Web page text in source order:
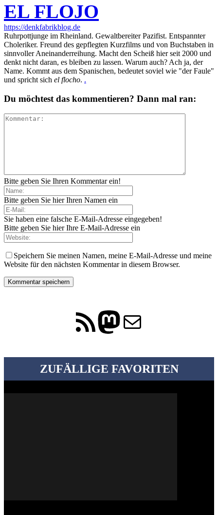
EL FLOJO
https://denkfabrikblog.de
Ruhrpottjunge im Rheinland. Gewaltbereiter Pazifist. Entspannter
Choleriker. Freund des gepflegten Kurzfilms und von Buchstaben in
sinnvoller Aneinanderreihung. Macht den Scheiß hier seit 2000 und
denkt nicht daran, es bleiben zu lassen. Warum auch? Ach ja, der
Name. Kommt aus dem Spanischen, bedeutet soviel wie "der Faule"
und spricht sich el flocho. .
Du möchtest das kommentieren? Dann mal ran:
Bitte geben Sie Ihren Kommentar ein!
Bitte geben Sie hier Ihren Namen ein
Sie haben eine falsche E-Mail-Adresse eingegeben!
Bitte geben Sie hier Ihre E-Mail-Adresse ein
Speichern Sie meinen Namen, meine E-Mail-Adresse und meine
Website für den nächsten Kommentar in diesem Browser.
RSS-FeedMastodon
E-Mail
ZUFÄLLIGE FAVORITEN